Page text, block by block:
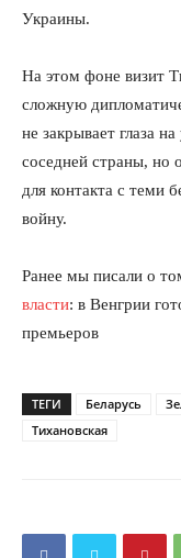
О нас
Украины.
На этом фоне визит
сложную
не закрывает глаза
соседней страны, но
для контакта с теми
войну.
Ранее мы писали о
власти: в Венгрии
премьеров
ТЕГИ Беларусь
Тихановская